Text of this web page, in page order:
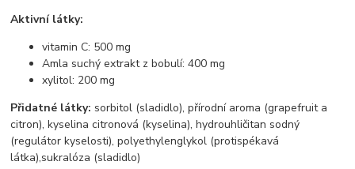
Aktivní látky:
vitamin C: 500 mg
Amla suchý extrakt z bobulí: 400 mg
xylitol: 200 mg
Přidatné látky: sorbitol (sladidlo), přírodní aroma (grapefruit a
citron), kyselina citronová (kyselina), hydrouhličitan sodný
(regulátor kyselosti), polyethylenglykol (protispékavá
látka),sukralóza (sladidlo)